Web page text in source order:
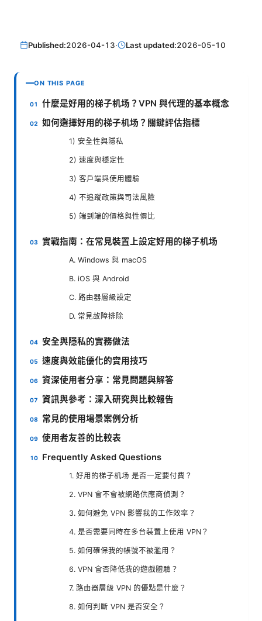
Published:2026-04-13· Last updated:2026-05-10
ON THIS PAGE
什麼是好用的梯子机场？VPN 與代理的基本概念
如何選擇好用的梯子机场？關鍵評估指標
1) 安全性與隱私
2) 速度與穩定性
3) 客戶端與使用體驗
4) 不追蹤政策與司法風險
5) 端到端的價格與性價比
實戰指南：在常見裝置上設定好用的梯子机场
A. Windows 與 macOS
B. iOS 與 Android
C. 路由器層級設定
D. 常見故障排除
安全與隱私的實務做法
速度與效能優化的實用技巧
資深使用者分享：常見問題與解答
資訊與參考：深入研究與比較報告
常見的使用場景案例分析
使用者友善的比較表
Frequently Asked Questions
1. 好用的梯子机场 是否一定要付費？
2. VPN 會不會被網路供應商偵測？
3. 如何避免 VPN 影響我的工作效率？
4. 是否需要同時在多台裝置上使用 VPN？
5. 如何確保我的帳號不被濫用？
6. VPN 會否降低我的遊戲體驗？
7. 路由器層級 VPN 的優點是什麼？
8. 如何判斷 VPN 是否安全？